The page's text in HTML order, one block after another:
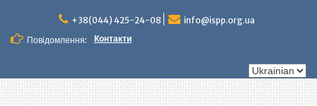
вмісту
+38(044) 425-24-08
info@ispp.org.ua
Повідомлення:
Контакти
Вибрати